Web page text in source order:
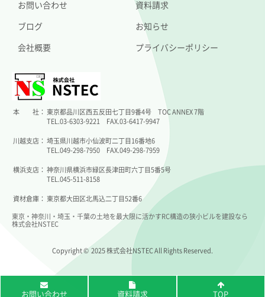
お問い合わせ 資料請求
ブログ お知らせ
会社概要 プライバシーポリシー
本 社：
東京都品川区西五反田七丁目9番4号 TOC ANNEX 7階
TEL.03-6303-9221 FAX.03-6417-9947
川越支店： 埼玉県川越市小仙波町二丁目16番地6
TEL.049-298-7950 FAX.049-298-7959
横浜支店： 神奈川県横浜市緑区長津田町六丁目5番5号
TEL.045-511-8158
資材倉庫： 東京都大田区北馬込二丁目52番6
東京・神奈川・埼玉・千葉の土地を最大限に活かすRC構造の狭小ビルを建設なら
株式会社NSTEC
Copyright © 2025 株式会社NSTEC All Rights Reserved.
お問い合わせ 資料請求 TOP